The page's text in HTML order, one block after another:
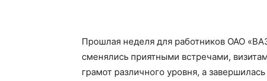
Прошлая неделя для работников ОАО
сменялись приятными встречами,
грамот различного уровня, а